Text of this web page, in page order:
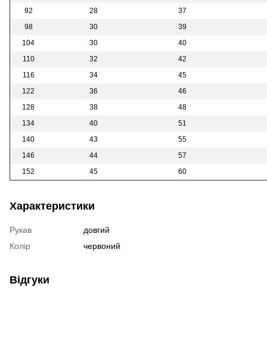
92
28
37
98
30
39
104
30
40
110
32
42
116
34
45
122
36
46
128
38
48
134
40
51
140
43
55
146
44
57
152
45 60
Характеристики
Рукав
довгий
Колір
червоний
Відгуки